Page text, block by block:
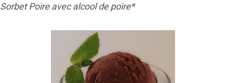
Sorbet Poire avec alcool de poire*